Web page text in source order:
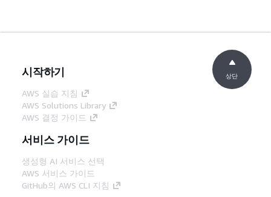
시작하기
AWS 실습 지침
AWS Solutions Library
AWS 결정 가이드
서비스 가이드
생성형 AI 서비스 선택
AWS 서비스 가이드
GitHub의 AWS CLI 지침
상단